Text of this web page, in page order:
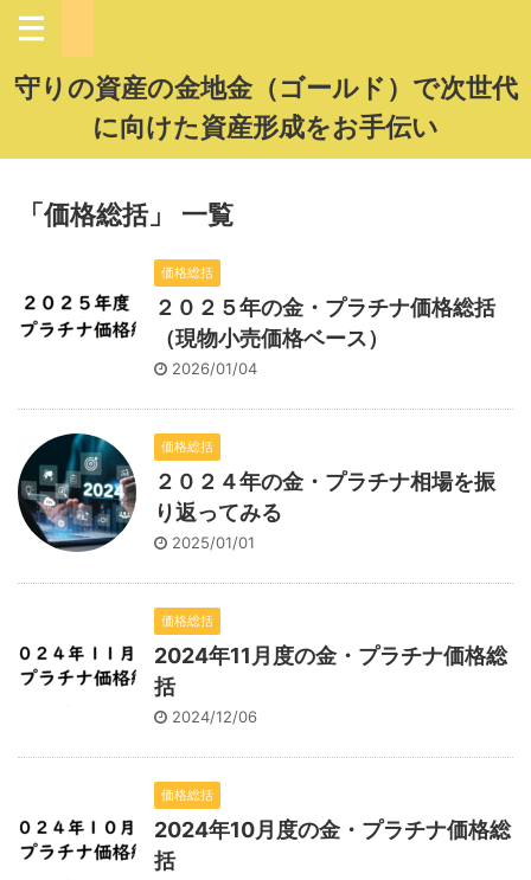
守りの資産の金地金（ゴールド）で次世代
に向けた資産形成をお手伝い
「価格総括」 一覧
価格総括
２０２５年の金・プラチナ価格総括
（現物小売価格ベース）
2026/01/04
価格総括
２０２４年の金・プラチナ相場を振
り返ってみる
2025/01/01
価格総括
2024年11月度の金・プラチナ価格総
括
2024/12/06
価格総括
2024年10月度の金・プラチナ価格総
括